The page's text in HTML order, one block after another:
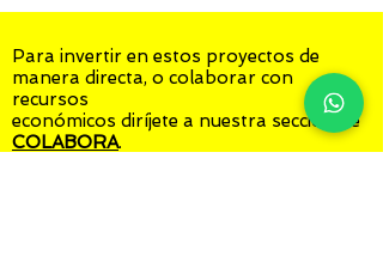
Para invertir en estos proyectos de
manera directa, o colaborar con
recursos
económicos diríjete a nuestra sección de
COLABORA.